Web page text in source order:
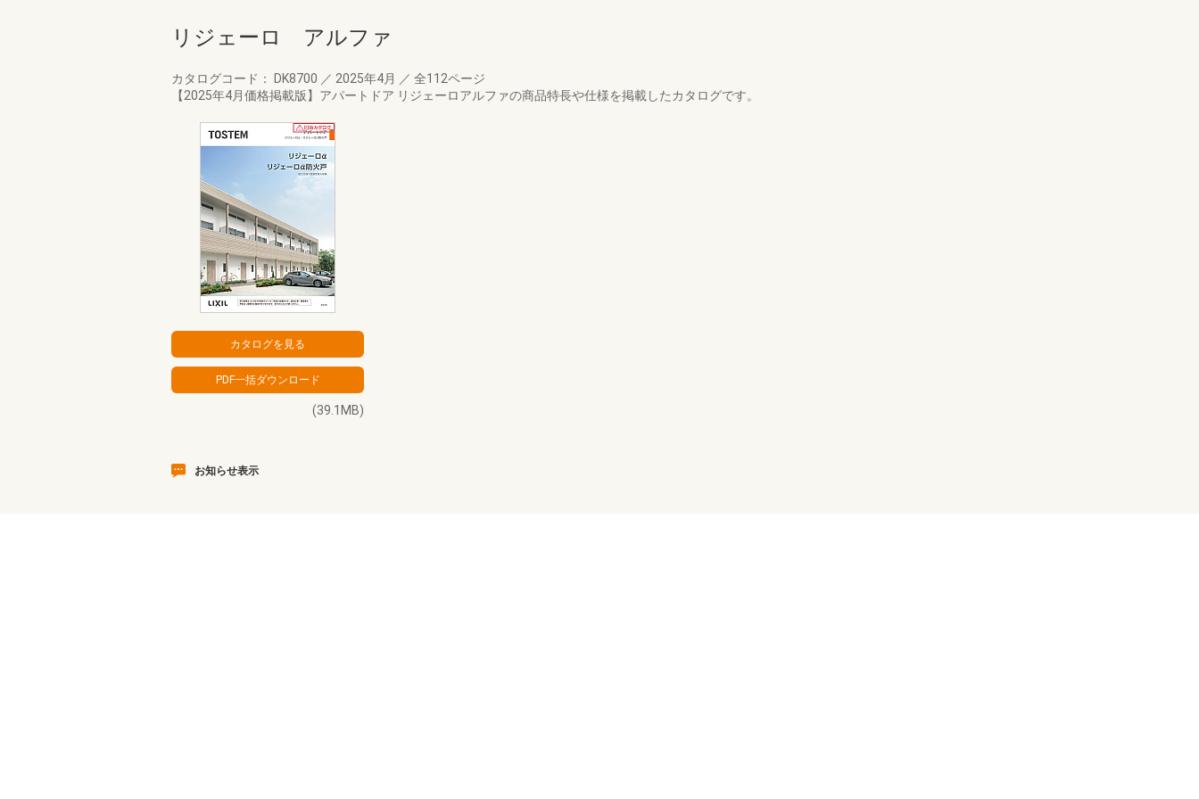
リジェーロ アルファ
カタログコード： DK8700 ／ 2025年4月 ／ 全112ページ
【2025年4月価格掲載版】アパートドア リジェーロアルファの商品特長や仕様を掲載したカタログです。
(39.1MB)
お知らせ表示